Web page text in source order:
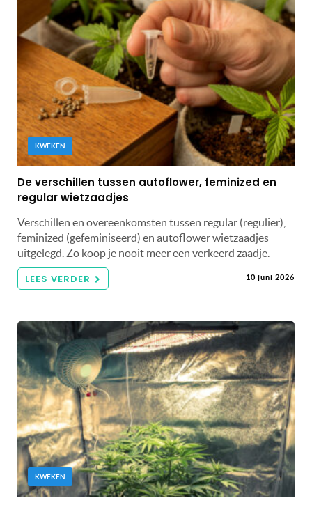
KWEKEN
De verschillen tussen autoflower, feminized en
regular wietzaadjes
Verschillen en overeenkomsten tussen regular (regulier),
feminized (gefeminiseerd) en autoflower wietzaadjes
uitgelegd. Zo koop je nooit meer een verkeerd zaadje.
LEES VERDER 10 juni 2026
KWEKEN